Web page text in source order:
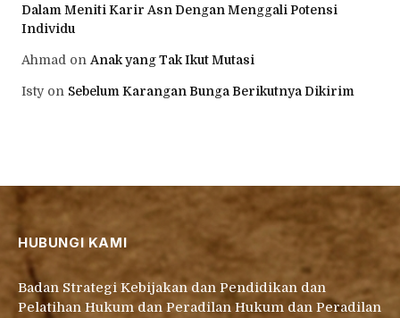
Dalam Meniti Karir Asn Dengan Menggali Potensi
Individu
Ahmad on Anak yang Tak Ikut Mutasi
Istyon Sebelum Karangan Bunga Berikutnya Dikirim
HUBUNGI KAMI
Badan Strategi Kebijakan dan Pendidikan dan
Pelatihan Hukum dan Peradilan Hukum dan Peradilan